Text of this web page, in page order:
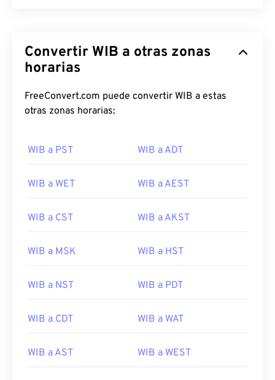
Convertir WIB a otras zonas
horarias
FreeConvert.com puede convertir WIB a estas
otras zonas horarias:
WIB a PST WIB a ADT
WIB a WET WIB a AEST
WIB a CST WIB a AKST
WIB a MSK WIB a HST
WIB a NST WIB a PDT
WIB a CDT WIB a WAT
WIB a AST WIB a WEST